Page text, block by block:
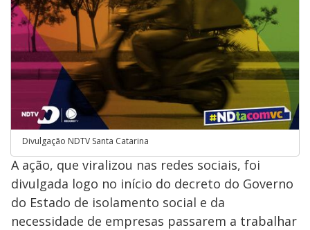
Divulgação NDTV Santa Catarina
A ação, que viralizou nas redes sociais, foi
divulgada logo no início do decreto do Governo
do Estado de isolamento social e da
necessidade de empresas passarem a trabalhar